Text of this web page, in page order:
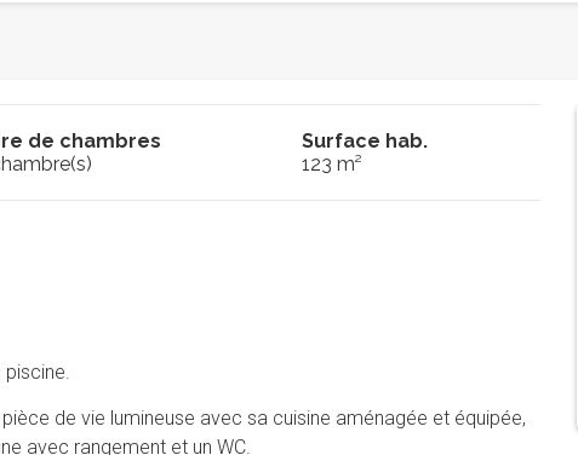
de chambres
Surface hab.
123 m²
de vie lumineuse avec sa cuisine aménagée et équipée,
avec rangement et un WC.